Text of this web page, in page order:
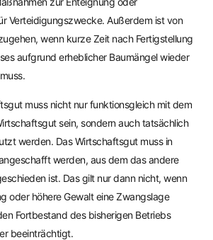
Verteidigungszwecke. Außerdem ist von
wenn kurze Zeit nach Fertigstellung
aufgrund erheblicher Baumängel wieder
muss nicht nur funktionsgleich mit dem
sein, sondern auch tatsächlich
werden. Das Wirtschaftsgut muss in
werden, aus dem das andere
ist. Das gilt nur dann nicht, wenn
oder höhere Gewalt eine Zwangslage
Fortbestand des bisherigen Betriebs
beeinträchtigt.